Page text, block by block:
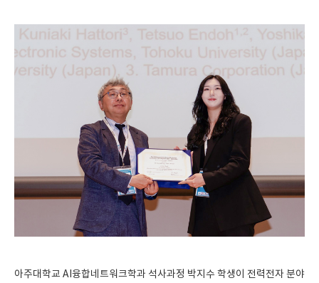
아주대학교 AI융합네트워크학과 석사과정 박지수 학생이 전력전자 분야